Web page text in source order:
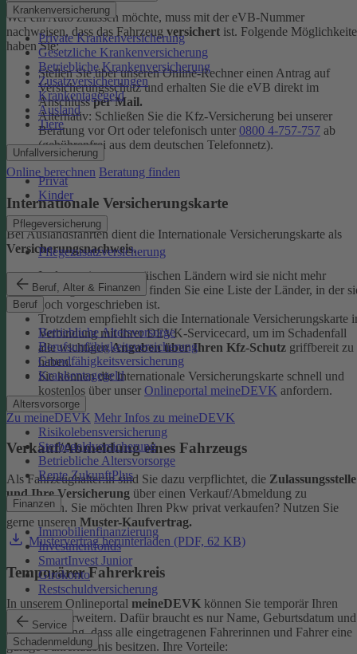
Krankenversicherung
Private Krankenversicherung
Gesetzliche Krankenversicherung
Betriebliche Krankenversicherung
Zusatzversicherungen
Krankentagegeld
Ausland
Tiere
Unfallversicherung
Privat
Kinder
Pflegeversicherung
Pflegezusatzversicherung
Beruf, Alter & Finanzen
Beruf
Betriebliche Altersvorsorge
Berufsunfähigkeitsversicherung
Grundfähigkeitsversicherung
Krankentagegeld
Altersvorsorge
Risikolebensversicherung
Sterbegeldversicherung
Betriebliche Altersvorsorge
Rente ZukunftPlus
Finanzen
Immobilienfinanzierung
Investmentfonds
SmartInvest Junior
Girokonto
Restschuldversicherung
Service
Schadenmeldung
Wer ein Auto zulassen möchte, muss mit der eVB-Nummer
nachweisen, dass das Fahrzeug versichert ist. Folgende
haben Sie:
Stellen Sie über unseren Online-Rechner einen Antrag auf
Versicherungsschutz und erhalten Sie die eVB direkt im
Anschlussper Mail.
Alternativ: Schließen Sie die Kfz-​Versicherung bei unserer
Beratung vor Ort oder telefonisch unter 0800 4-​757-757 ab
(gebührenfrei aus dem deutschen Telefonnetz).
Online berechnen Beratung finden
Internationale Versicherungskarte
Bei Auslandsfahrten dient die Internationale Versicherungskarte als
Versicherungsnachweis.
In den meisten europäischen Ländern wird sie nicht mehr
verlangt. In denFAQ
finden Sie eine Liste der Länder, in der
noch vorgeschrieben ist.
Trotzdem empfiehlt sich die Internationale Versicherungskarte
Verbindung mit Ihrer DEVK-Servicecard, um im Schadenfall
alle wichtigenAngaben über Ihren Kfz-Schutz griffbereit zu
haben.
Sie können die Internationale Versicherungskarte schnell und
kostenlos über unser Onlineportal meineDEVK anfordern.
Zu meineDEVK Mehr Infos zu meineDEVK
Verkauf/Abmeldung eines Fahrzeugs
Als Fahrzeughalter:in sind Sie dazu verpflichtet, die Zulassungsstelle
und Ihre Versicherung über einen Verkauf/Abmeldung zu
informieren. Sie möchten Ihren Pkw privat verkaufen? Nutzen Sie
gerne unseren Muster-Kaufvertrag.
Mustervertrag herunterladen (PDF, 62 KB)
Temporärer Fahrerkreis
In unserem Onlineportal meineDEVK können Sie temporär Ihren
Fahrerkreis erweitern. Dafür braucht es nur Name, Geburtsdatum und
die Bestätigung, dass alle eingetragenen Fahrerinnen und Fahrer eine
gültige Fahrerlaubnis besitzen. Ihre Vorteile: